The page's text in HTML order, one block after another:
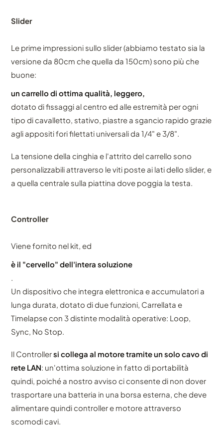
Slider
Le prime impressioni sullo slider (abbiamo testato sia la
versione da 80cm che quella da 150cm) sono più che
buone:
un carrello di ottima qualità, leggero,
dotato di fissaggi al centro ed alle estremità per ogni
tipo di cavalletto, stativo, piastre a sgancio rapido grazie
agli appositi fori filettati universali da 1/4" e 3/8".
La tensione della cinghia e l'attrito del carrello sono
personalizzabili attraverso le viti poste ai lati dello slider, e
a quella centrale sulla piattina dove poggia la testa.
Controller
Viene fornito nel kit, ed
è il "cervello" dell'intera soluzione
Un dispositivo che integra elettronica e accumulatori a
lunga durata, dotato di due funzioni, Carrellata e
Timelapse con 3 distinte modalità operative: Loop,
Sync, No Stop.
Il Controllersi collega al motore tramite un solo cavo di
rete LAN: un'ottima soluzione in fatto di portabilità
quindi, poiché a nostro avviso ci consente di non dover
trasportare una batteria in una borsa esterna, che deve
alimentare quindi controller e motore attraverso
scomodi cavi.